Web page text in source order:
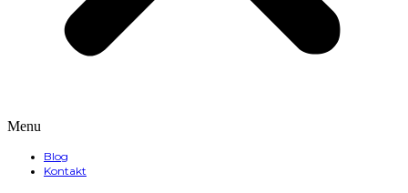
Menu
Blog
Kontakt